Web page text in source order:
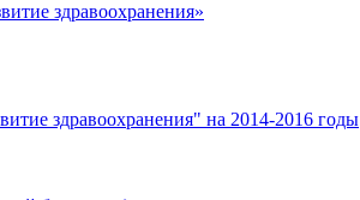
здравоохранения»
здравоохранения" на 2014-2016 годы